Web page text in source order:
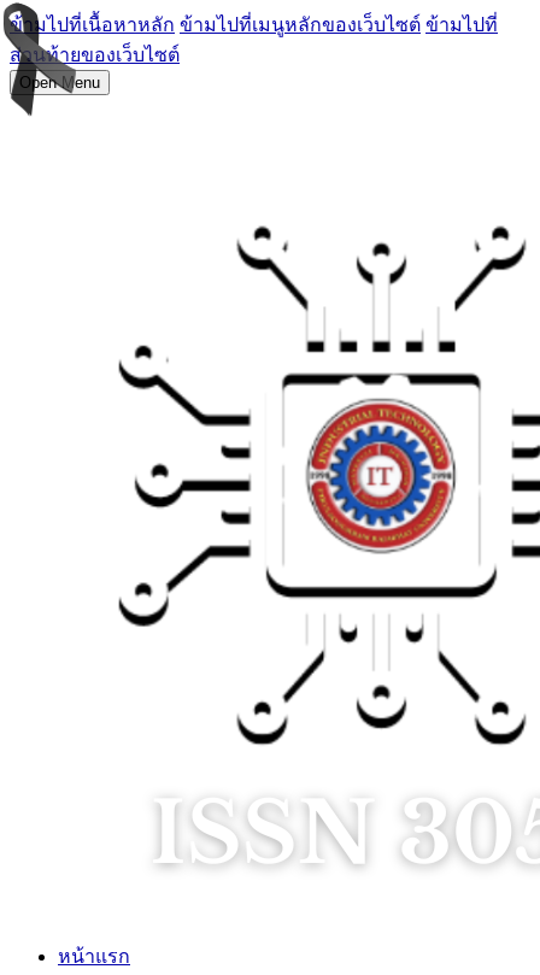
ข้ามไปที่เนื้อหาหลัก ข้ามไปที่เมนูหลักของเว็บไซต์ ข้ามไปที่
ส่วนท้ายของเว็บไซต์
Open Menu
หน้าแรก